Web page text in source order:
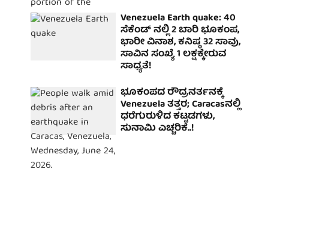
Venezuela Earth quake: 40
ಸೆಕೆಂಡ್​​ ನಲ್ಲಿ 2 ಬಾರಿ ಭೂಕಂಪ,
ಭಾರೀ ವಿನಾಶ, ಕನಿಷ್ಠ 32 ಸಾವು,
ಸಾವಿನ ಸಂಖ್ಯೆ 1 ಲಕ್ಷಕ್ಕೇರುವ
ಸಾಧ್ಯತೆ!
ಭೂಕಂಪದ ರೌದ್ರನರ್ತನಕ್ಕೆ
Venezuela ತತ್ತರ; Caracasನಲ್ಲಿ
ಧರೆಗುರುಳಿದ ಕಟ್ಟಡಗಳು,
ಸುನಾಮಿ ಎಚ್ಚರಿಕೆ..!